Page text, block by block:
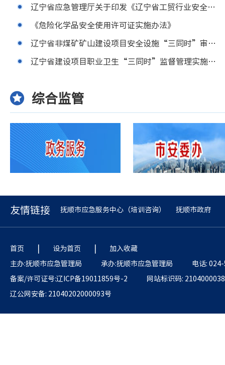
辽宁省应急管理厅关于印发《辽宁省工贸行业安全生产标准化建设监督管理办法（试行）》的通知
《危险化学品安全使用许可证实施办法》
辽宁省非煤矿矿山建设项目安全设施“三同时”审查审批实施细则
辽宁省建设项目职业卫生“三同时”监督管理实施细则（暂行）
综合监管
友情链接 抚顺市应急服务中心（培训咨询） 抚顺市政府
首页 | 设为首页 |
加入收藏
主办:抚顺市应急管理局
承办:抚顺市应急管理局
电话:
备案/许可证号:辽ICP备19011859号-2
网站标识码: 2104000038
辽公网安备: 21040202000093号